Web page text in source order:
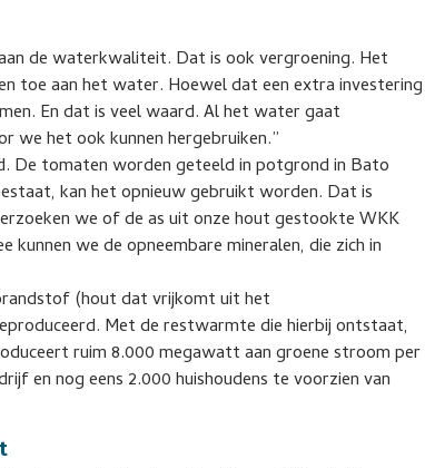
de waterkwaliteit. Dat is ook vergroening. Het
toe aan het water. Hoewel dat een extra investering
En dat is veel waard. Al het water gaat
we het ook kunnen hergebruiken.”
De tomaten worden geteeld in potgrond in Bato
kan het opnieuw gebruikt worden. Dat is
we of de as uit onze hout gestookte WKK
we de opneembare mineralen, die zich in
(hout dat vrijkomt uit het
Met de restwarmte die hierbij ontstaat,
ruim 8.000 megawatt aan groene stroom per
en nog eens 2.000 huishoudens te voorzien van